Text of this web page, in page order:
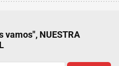
vamos", NUESTRA